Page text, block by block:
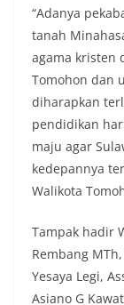
“Adanya
tanah
agama kristen
Tomohon dan
diharapkan
pendidikan
maju agar
kedepannya
Walikota
Tampak hadir
Rembang
Yesaya Legi,
Asiano G